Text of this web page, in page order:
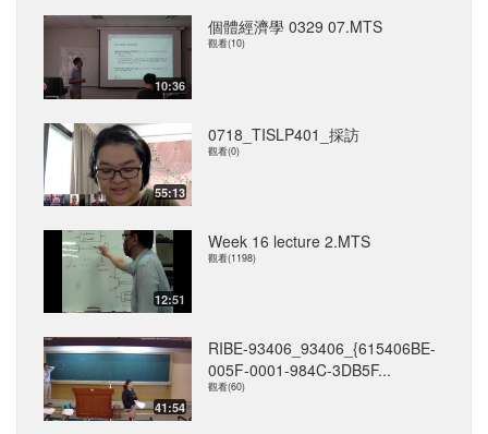
10:36
個體經濟學 0329 07.MTS
觀看(10)
55:13
0718_TISLP401_採訪
觀看(0)
12:51
Week 16 lecture 2.MTS
觀看(1198)
41:54
RIBE-93406_93406_{615406BE-
005F-0001-984C-3DB5F...
觀看(60)